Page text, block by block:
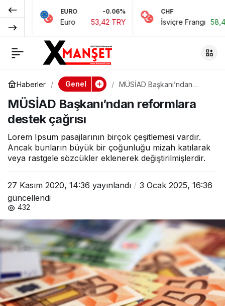
-0.06%
Euro 53,42 TRY
CHF
İsviçre Frangı 58,48 TRY
Haberler Genel
MÜSİAD Başkanı’ndan
MÜSİAD Başkanı’ndan reformlara
destek çağrısı
Lorem Ipsum pasajlarının birçok çeşitlemesi vardır.
Ancak bunların büyük bir çoğunluğu mizah katılarak
veya rastgele sözcükler eklenerek değiştirilmişlerdir.
27 Kasım 2020, 14:36 yayınlandı
3 Ocak 2025, 16:36
güncellendi
432
CHP’den kadına
şiddete karşı proje